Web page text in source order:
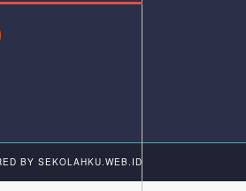
BY SEKOLAHKU.WEB.ID